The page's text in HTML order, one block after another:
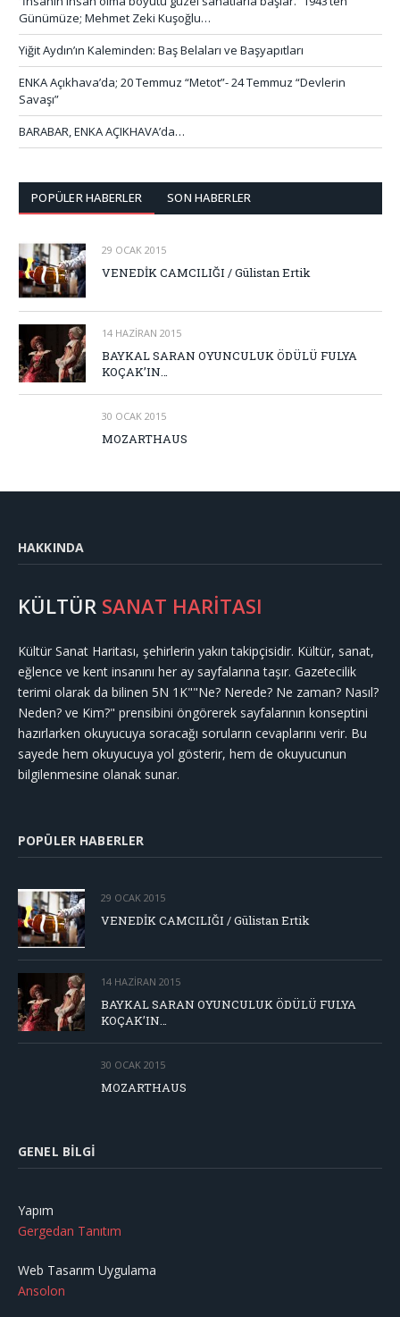
Günümüze; Mehmet Zeki Kuşoğlu…
Yiğit Aydın’ın Kaleminden: Baş Belaları ve Başyapıtları
ENKA Açıkhava’da; 20 Temmuz “Metot”- 24 Temmuz “Devlerin
Savaşı”
BARABAR, ENKA AÇIKHAVA’da…
POPÜLER HABERLER SON HABERLER
29 OCAK 2015
VENEDİK CAMCILIĞI / Gülistan Ertik
14 HAZIRAN 2015
BAYKAL SARAN OYUNCULUK ÖDÜLÜ FULYA
KOÇAK’IN…
30 OCAK 2015
MOZARTHAUS
HAKKINDA
KÜLTÜR SANAT HARİTASI
Kültür Sanat Haritası, şehirlerin yakın takipçisidir. Kültür, sanat,
eğlence ve kent insanını her ay sayfalarına taşır. Gazetecilik
terimi olarak da bilinen 5N 1K""Ne? Nerede? Ne zaman? Nasıl?
Neden? ve Kim?" prensibini öngörerek sayfalarının konseptini
hazırlarken okuyucuya soracağı soruların cevaplarını verir. Bu
sayede hem okuyucuya yol gösterir, hem de okuyucunun
bilgilenmesine olanak sunar.
POPÜLER HABERLER
29 OCAK 2015
VENEDİK CAMCILIĞI / Gülistan Ertik
14 HAZIRAN 2015
BAYKAL SARAN OYUNCULUK ÖDÜLÜ FULYA
KOÇAK’IN…
30 OCAK 2015
MOZARTHAUS
GENEL BILGI
Yapım
Gergedan Tanıtım
Web Tasarım Uygulama
Ansolon